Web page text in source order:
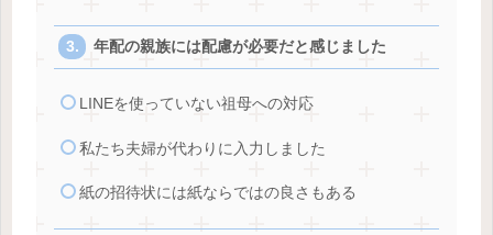
年配の親族には配慮が必要だと感じました
LINEを使っていない祖母への対応
私たち夫婦が代わりに入力しました
紙の招待状には紙ならではの良さもある